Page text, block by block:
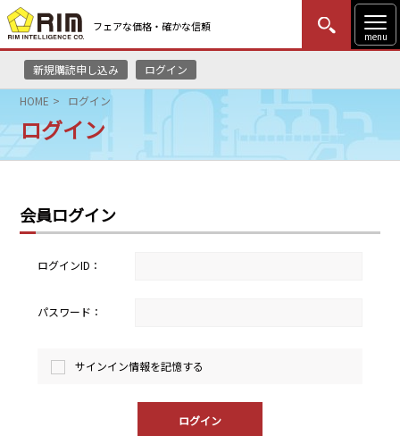
フェアな価格・確かな信頼
menu
新規購読申し込み ログイン
MENU
はじめての方
HOME
リムレポート
メソドロジー
研修・セミナー
HOME ログイン
ログイン
会員ログイン
ログインID：
パスワード：
サインイン情報を記憶する